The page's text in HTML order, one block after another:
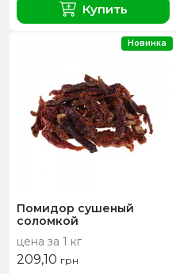
Купить
Помидор сушеный
соломкой
цена за 1 кг
209,10 грн
Новинка